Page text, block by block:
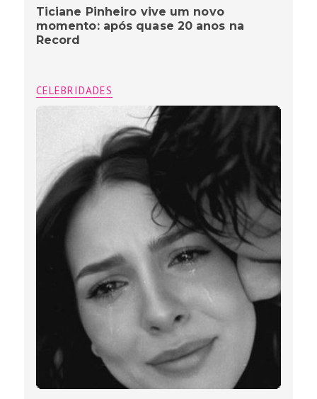
Ticiane Pinheiro vive um novo
momento: após quase 20 anos na
Record
CELEBRIDADES